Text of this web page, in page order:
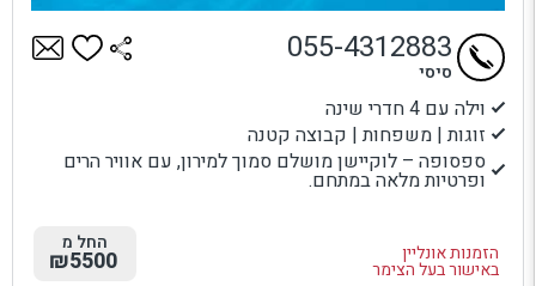
וילה עם 4 חדרי שינה
זוגות | משפחות | קבוצה קטנה
ספסופה – לוקיישן מושלם סמוך למירון, עם אוויר הרים
ופרטיות מלאה במתחם.
הזמנות אונליין
באישור בעל הצימר
055-4312883
סיסי
החל מ
₪5500